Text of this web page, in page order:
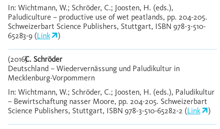
In: Wichtmann, W.; Schröder, C.; Joosten, H. (eds.),
Paludiculture – productive use of wet peatlands, pp. 204-205.
Schweizerbart Science Publishers, Stuttgart, ISBN 978-3-510-
65283-9 (Link )
(2016)C. Schröder
Deutschland – Wiedervernässung und Paludikultur in
Mecklenburg-Vorpommern
In: Wichtmann, W.; Schröder, C.; Joosten, H. (eds.), Paludikultur
– Bewirtschaftung nasser Moore, pp. 204-205. Schweizerbart
Science Publishers, Stuttgart, ISBN 978-3-510-65282-2 (Link )